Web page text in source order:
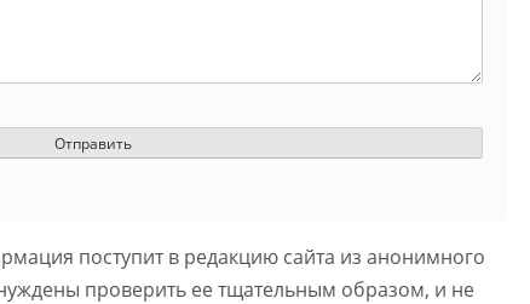
поступит в редакцию сайта из анонимного
проверить ее тщательным образом, и не